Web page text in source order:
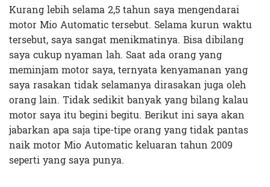
Kurang lebih selama 2,5 tahun saya mengendarai
motor Mio Automatic tersebut. Selama kurun waktu
tersebut, saya sangat menikmatinya. Bisa dibilang
saya cukup nyaman lah. Saat ada orang yang
meminjam motor saya, ternyata kenyamanan yang
saya rasakan tidak selamanya dirasakan juga oleh
orang lain. Tidak sedikit banyak yang bilang kalau
motor saya itu begini begitu. Berikut ini saya akan
jabarkan apa saja tipe-tipe orang yang tidak pantas
naik motor Mio Automatic keluaran tahun 2009
seperti yang saya punya.